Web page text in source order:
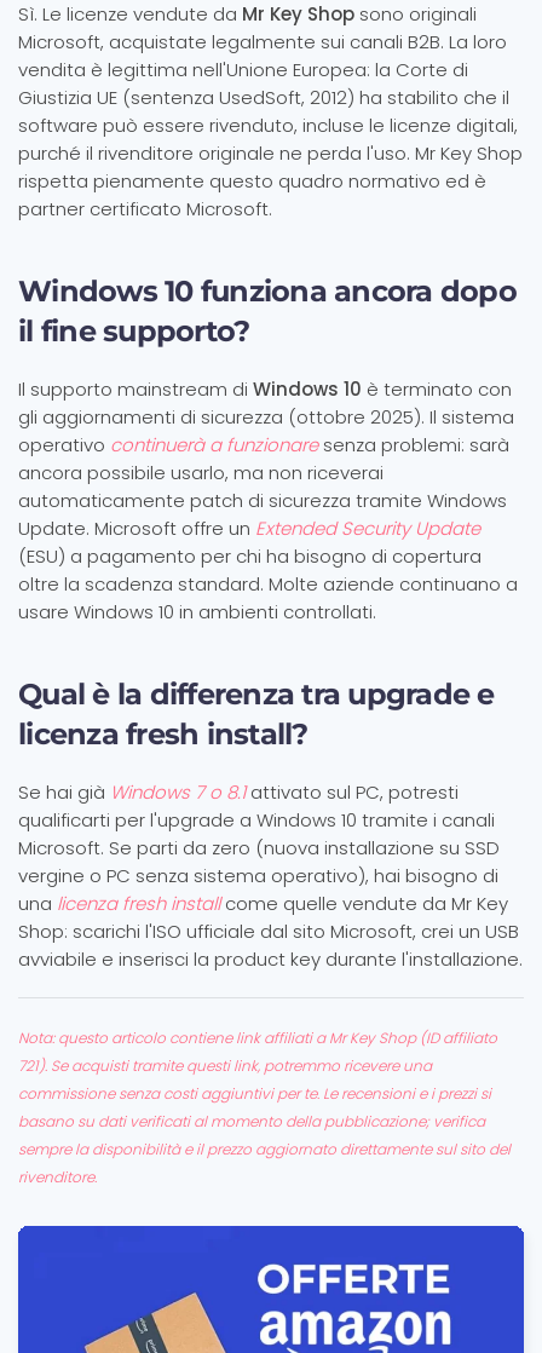
Sì. Le licenze vendute da Mr Key Shop sono originali
Microsoft, acquistate legalmente sui canali B2B. La loro
vendita è legittima nell'Unione Europea: la Corte di
Giustizia UE (sentenza UsedSoft, 2012) ha stabilito che il
software può essere rivenduto, incluse le licenze digitali,
purché il rivenditore originale ne perda l'uso. Mr Key Shop
rispetta pienamente questo quadro normativo ed è
partner certificato Microsoft.
Windows 10 funziona ancora dopo
il fine supporto?
Il supporto mainstream di Windows 10 è terminato con
gli aggiornamenti di sicurezza (ottobre 2025). Il sistema
operativo continuerà a funzionaresenza problemi: sarà
ancora possibile usarlo, ma non riceverai
automaticamente patch di sicurezza tramite Windows
Update. Microsoft offre un Extended Security Update
(ESU) a pagamento per chi ha bisogno di copertura
oltre la scadenza standard. Molte aziende continuano a
usare Windows 10 in ambienti controllati.
Qual è la differenza tra upgrade e
licenza fresh install?
Se hai già Windows 7 o 8.1attivato sul PC, potresti
qualificarti per l'upgrade a Windows 10 tramite i canali
Microsoft. Se parti da zero (nuova installazione su SSD
vergine o PC senza sistema operativo), hai bisogno di
una licenza fresh installcome quelle vendute da Mr Key
Shop: scarichi l'ISO ufficiale dal sito Microsoft, crei un USB
avviabile e inserisci la product key durante l'installazione.
Nota: questo articolo contiene link affiliati a Mr Key Shop (ID affiliato
721). Se acquisti tramite questi link, potremmo ricevere una
commissione senza costi aggiuntivi per te. Le recensioni e i prezzi si
basano su dati verificati al momento della pubblicazione; verifica
sempre la disponibilità e il prezzo aggiornato direttamente sul sito del
rivenditore.